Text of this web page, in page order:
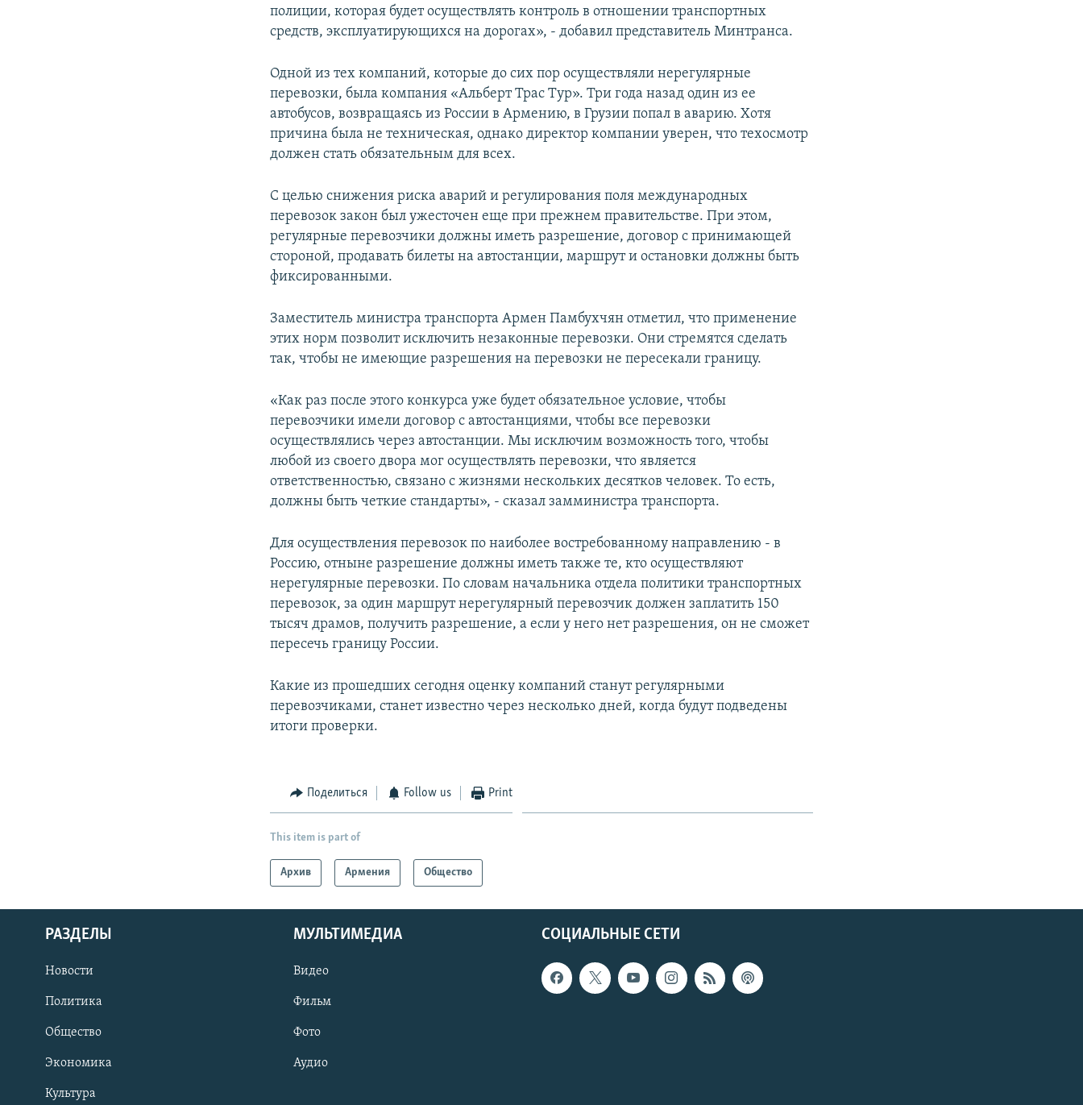
полиции, которая будет осуществлять контроль в отношении транспортных
средств, эксплуатирующихся на дорогах», - добавил представитель Минтранса.
Одной из тех компаний, которые до сих пор осуществляли нерегулярные
перевозки, была компания «Альберт Трас Тур». Три года назад один из ее
автобусов, возвращаясь из России в Армению, в Грузии попал в аварию. Хотя
причина была не техническая, однако директор компании уверен, что техосмотр
должен стать обязательным для всех.
С целью снижения риска аварий и регулирования поля международных
перевозок закон был ужесточен еще при прежнем правительстве. При этом,
регулярные перевозчики должны иметь разрешение, договор с принимающей
стороной, продавать билеты на автостанции, маршрут и остановки должны быть
фиксированными.
Заместитель министра транспорта Армен Памбухчян отметил, что применение
этих норм позволит исключить незаконные перевозки. Они стремятся сделать
так, чтобы не имеющие разрешения на перевозки не пересекали границу.
«Как раз после этого конкурса уже будет обязательное условие, чтобы
перевозчики имели договор с автостанциями, чтобы все перевозки
осуществлялись через автостанции. Мы исключим возможность того, чтобы
любой из своего двора мог осуществлять перевозки, что является
ответственностью, связано с жизнями нескольких десятков человек. То есть,
должны быть четкие стандарты», - сказал замминистра транспорта.
Для осуществления перевозок по наиболее востребованному направлению - в
Россию, отныне разрешение должны иметь также те, кто осуществляют
нерегулярные перевозки. По словам начальника отдела политики транспортных
перевозок, за один маршрут нерегулярный перевозчик должен заплатить 150
тысяч драмов, получить разрешение, а если у него нет разрешения, он не сможет
пересечь границу России.
Какие из прошедших сегодня оценку компаний станут регулярными
перевозчиками, станет известно через несколько дней, когда будут подведены
итоги проверки.
Поделиться Follow us Print
This item is part of
Архив Армения Общество
СОЦИАЛЬНЫЕ СЕТИ
РАЗДЕЛЫ
Новости
Политика
Общество
Экономика
Культура
МУЛЬТИМЕДИА
Видео
Фильм
Фото
Аудио